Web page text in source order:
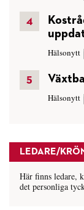
Hälsonytt
Hälsonytt
LEDARE/
Här finns ledare,
det personliga